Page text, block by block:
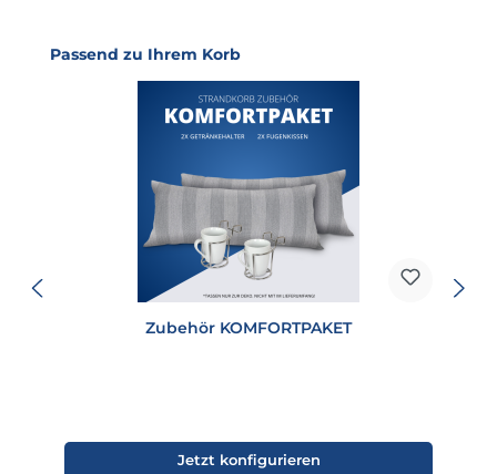
Produktgalerie überspringen
Passend zu Ihrem Korb
Zubehör KOMFORTPAKET
Jetzt konfigurieren